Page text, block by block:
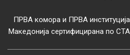
ПРВА комора и ПРВА
Македонија сертифицирана по